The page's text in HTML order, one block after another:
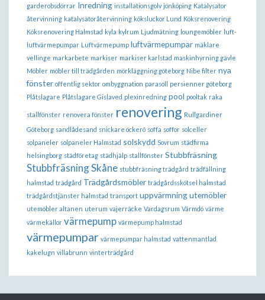
garderobsdörrar Inredning installationsgolv jönköping Katalysator
återvinning katalysatoråtervinning köksluckor Lund Köksrenovering
Köksrenovering Halmstad kyla kylrum Ljudmätning loungemöbler luft-
luftvärmepumpar Luftvärmepump luftvärmepumpar mäklare
vellinge markarbete markiser markiser karlstad maskinhyrning gävle
Möbler möbler till trädgården mörkläggning göteborg Nibe filter nya
fönster offentlig sektor ombyggnation parasoll
persienner göteborg
Plåtslagare Plåtslagare Gislaved plexinredning pool pooltak raka
stallfönster renovera fönster renovering Rullgardiner
Göteborg sandlådesand snickare öckerö soffa soffor solceller
solpaneler solpaneler Halmstad solskydd Sovrum städfirma
helsingborg städföretag städhjälp stallfönster Stubbfräsning
Stubbfräsning Skåne stubbfräsning trädgård trädfällning
halmstad trädgård Trädgårdsmöbler trädgårdsskötsel halmstad
trädgårdstjänster halmstad transport uppvärmningutemöbler
utemöbler altanen uterum vajerräcke Vardagsrum Värmdö värme
värmekällor värmepump värmepump halmstad
värmepumpar värmepumpar halmstad vattenmantlad
kakelugn villabrunn vinterträdgård